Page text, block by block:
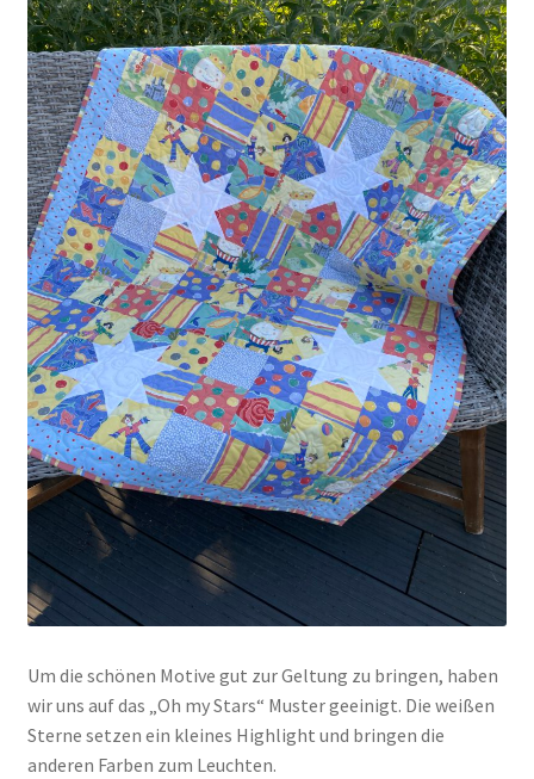
Um die schönen Motive gut zur Geltung zu bringen, haben
wir uns auf das „Oh my Stars“ Muster geeinigt. Die weißen
Sterne setzen ein kleines Highlight und bringen die
anderen Farben zum Leuchten.